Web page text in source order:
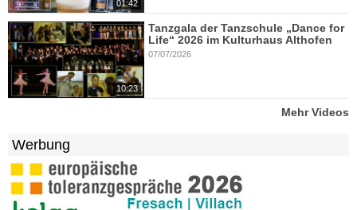
01:42
10:23
Tanzgala der Tanzschule „Dance for
Life“ 2026 im Kulturhaus Althofen
07/07/2026
Mehr Videos
Werbung